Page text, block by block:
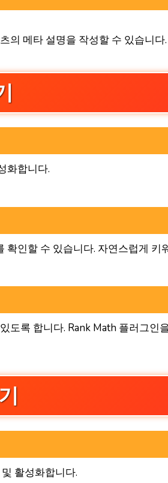
의 메타 설명을 작성할 수 있습니다.
화합니다.
인할 수 있습니다. 자연스럽게
록 합니다. Rank Math 플러그인
및 활성화합니다.